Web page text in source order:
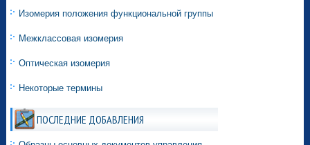
Изомерия положения функциональной группы
Межклассовая изомерия
Оптическая изомерия
Некоторые термины
ПОСЛЕДНИЕ ДОБАВЛЕНИЯ